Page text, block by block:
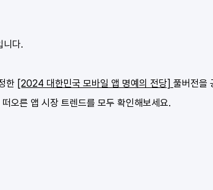
니다.
한 [2024 대한민국 모바일 앱 명예의 전당] 풀버전을
오른 앱 시장 트렌드를 모두 확인해보세요.